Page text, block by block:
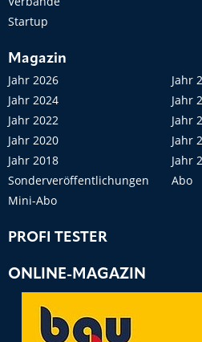
Startup
Magazin
Jahr 2026
Jahr
Jahr 2024
Jahr
Jahr 2022
Jahr
Jahr 2020
Jahr
Jahr 2018
Jahr
Sonderveröffentlichungen
Abo
Mini-Abo
PROFI TESTER
ONLINE-MAGAZIN